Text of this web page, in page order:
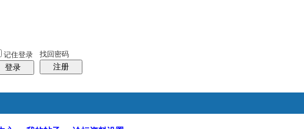
记住登录
登录
找回密码
注册